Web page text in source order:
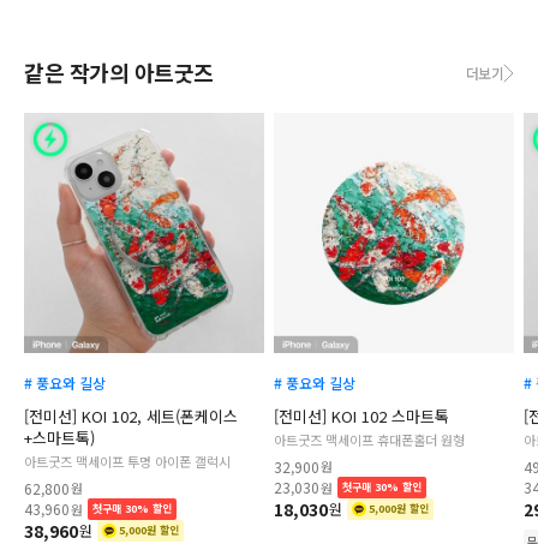
같은 작가의 아트굿즈 더보기
# 풍요와 길상
[전미선] KOI 102, 세트(폰케이스
+스마트톡)
아트굿즈 맥세이프 투명 아이폰 갤럭시
62,800원
43,960원 첫구매 30% 할인
38,960원 5,000원 할인
# 풍요와 길상
[전미선] KOI 102 스마트톡
아트굿즈 맥세이프 휴대폰홀더 원형
32,900원
23,030원 첫구매 30% 할인
18,030원 5,000원 할인
#
[